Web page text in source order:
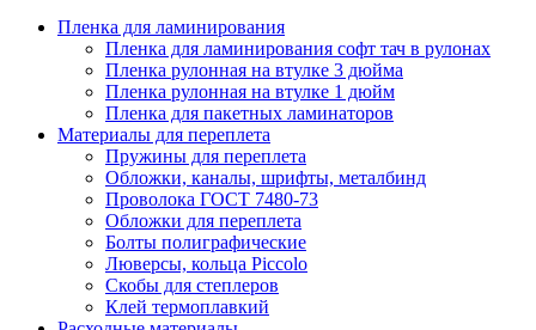
Пленка для ламинирования
Пленка для ламинирования софт тач в рулонах
Пленка рулонная на втулке 3 дюйма
Пленка рулонная на втулке 1 дюйм
Пленка для пакетных ламинаторов
Материалы для переплета
Пружины для переплета
Обложки, каналы, шрифты, металбинд
Проволока ГОСТ 7480-73
Обложки для переплета
Болты полиграфические
Люверсы, кольца Piccolo
Скобы для степлеров
Клей термоплавкий